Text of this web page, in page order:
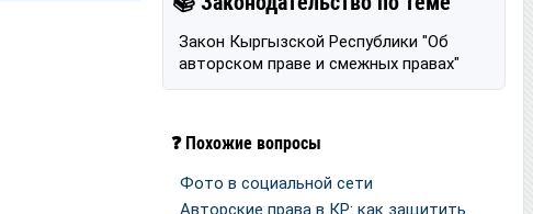
Закон Кыргызской Республики "Об
авторском праве и смежных правах"
❓ Похожие вопросы
Фото в социальной сети
Авторские права в КР: как защитить